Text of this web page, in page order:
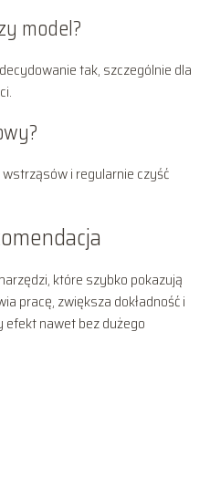
model?
tak, szczególnie dla
i regularnie czyść
które szybko pokazują
pracę, zwiększa dokładność i
nawet bez dużego